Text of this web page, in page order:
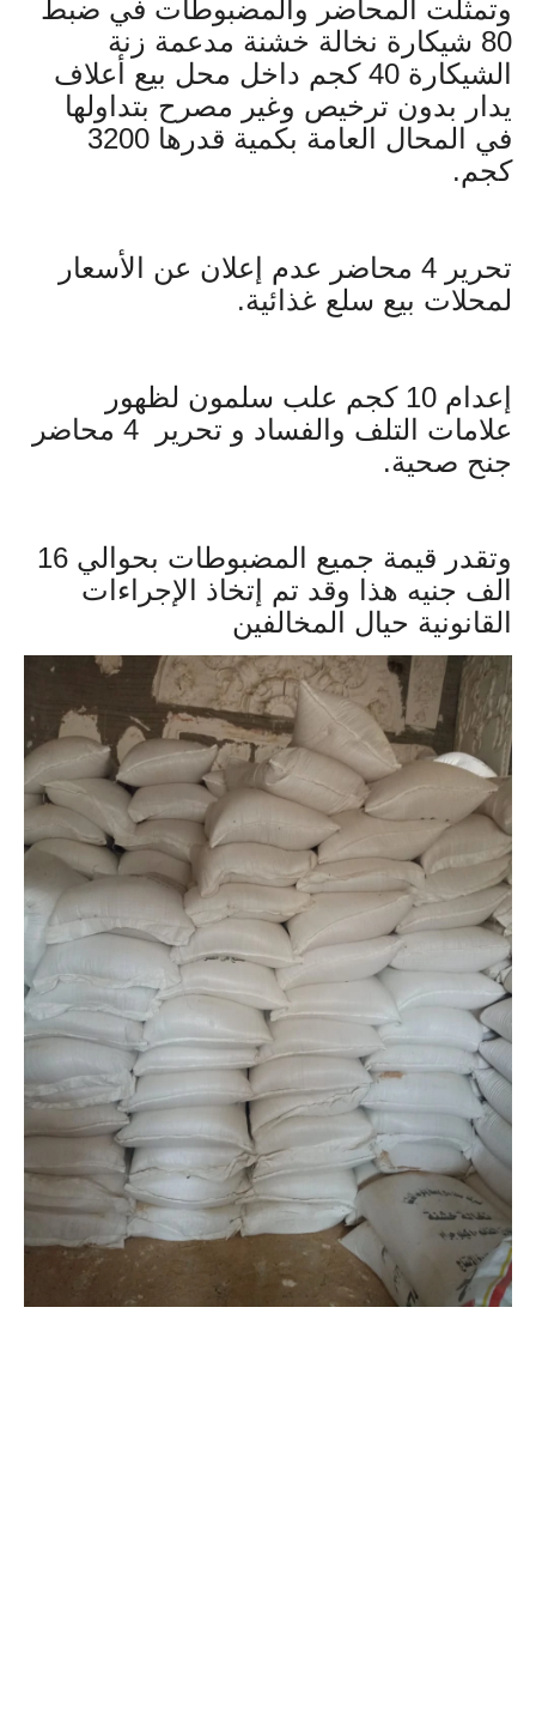
وتمثلت المحاضر والمضبوطات في ضبط
80 شيكارة نخالة خشنة مدعمة زنة
الشيكارة 40 كجم داخل محل بيع أعلاف
يدار بدون ترخيص وغير مصرح بتداولها
في المحال العامة بكمية قدرها 3200
كجم.
تحرير 4 محاضر عدم إعلان عن الأسعار
لمحلات بيع سلع غذائية.
إعدام 10 كجم علب سلمون لظهور
علامات التلف والفساد و تحرير 4 محاضر
جنح صحية.
وتقدر قيمة جميع المضبوطات بحوالي 16
الف جنيه هذا وقد تم إتخاذ الإجراءات
القانونية حيال المخالفين